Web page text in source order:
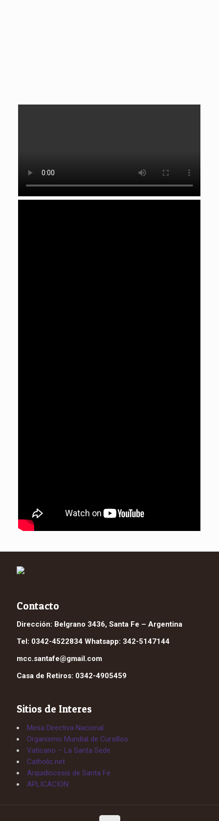
Contacto
Dirección: Belgrano 3436, Santa Fe – Argentina
Tel: 0342-4522834 Whatsapp: 342-5147144
mcc.santafe@gmail.com
Casa de Retiros: 0342-4905459
Sitios de Interes
Mesa Directiva Nacional
Organismo Mundial de Cursillos
Vaticano – La Santa Sede
Catholic.net
Arquidiocesis de Santa Fe
APLICACION